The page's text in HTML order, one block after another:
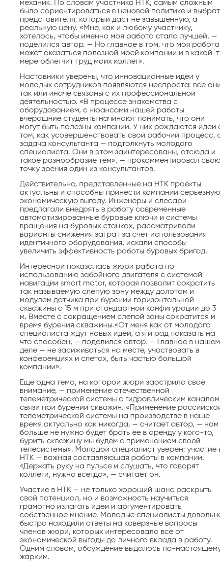
механик. По словам участника НТК, самым сложным
было сориентироваться в ценовой политике и
представителя, который даст не завышенную, а
реальную цену. «Мне, как и любому участнику,
хотелось, чтобы именно моя работа стала лучшей, —
поделился автор. — Но главное в том, что моя работа
может оказаться полезной моей компании и в какой-
мере облегчит труд моих коллег».
Наставники уверены, что инновационные идеи у
молодых сотрудников появляются неспроста: все
так или иначе связаны с их профессиональной
деятельностью. «В процессе знакомства с
оборудованием, с нюансами нашей работы
вчерашние студенты начинают понимать, что они
могут быть полезны компании. У них рождаются идеи
том, как усовершенствовать свой рабочий процесс,
задача консультанта — подтолкнуть молодого
специалиста. Они в этом заинтересованы, отсюда и
такое разнообразие тем», — прокомментировал
точку зрения один из консультантов.
Действительно, представленные на НТК проекты
актуальны и способны принести компании серьезную
экономическую выгоду. Инженеры и слесари
предлагали внедрять в работу современные
автоматизированные буровые ключи и системы
вращения на буровых станках, рассматривали
варианты снижения за­трат за счет использования
идентичного оборудования, искали способы
увеличить эффективность работы буровых бригад.
Интересной показалась жюри работа по
использованию забойного двигателя с системой
навигации smart motor, которая позволит сократить
так называемую слепую зону между долотом и
модулем датчика при бурении горизонтальной
скважины с 15 м при стандартной конфигурации до 3
м. Вместе с сокращением слепой зоны сократится и
время бурения скважины.«От меня как от молодого
специалиста ждут новых идей, а я и рад показать на
что способен, — поделился автор. — Главное в нашем
деле — не засиживаться на месте, участвовать в
конференциях и слетах, быть частью большой
компании».
Еще одна тема, на которой жюри заострило свое
внимание, — применение отечественной
телеметрической системы с гидравлическим каналом
связи при бурении скважин. «Применение
телеметрической системы на производстве в наше
время актуально как никогда, — считает автор, — нам
больше не нужно будет брать ее в аренду у кого-то,
бурить скважину мы будем с применением своей
телесистемы». Молодой специалист уверен: участие
НТК — важная составляющая работы в компании.
«Держать руку на пульсе и слушать, что говорят
коллеги, нужно всегда», — считает он.
Участие в НТК — не только хороший шанс раскрыть
свой потенциал, но и возможность научиться
грамотно излагать идеи и аргументировать
собственное мнение. Молодые специалисты
быстро находили ответы на каверзные вопросы
членов жюри, которых интересовало все от
экономической выгоды до личного вклада в работу.
Одним словом, обсуждение выдалось по-
жарким.